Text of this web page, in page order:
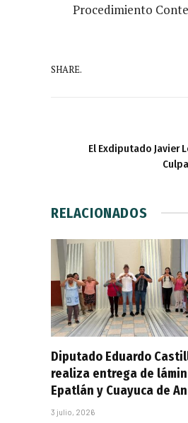
Procedimiento
SHARE.
El Exdiputado Javier
RELACIONADOS
Diputado Eduardo
realiza entrega de
Epatlán y Cuayuca de
3 julio, 2026